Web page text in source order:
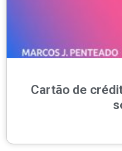
Cartão de